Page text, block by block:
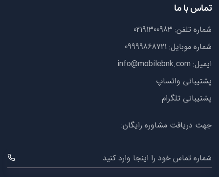
تماس با ما
شماره تلفن: 02191300983
شماره موبایل: 09999868721
ایمیل: info@mobilebnk.com
پشتیبانی واتساپ
پشتیبانی تلگرام
جهت دریافت مشاوره رایگان:
شماره تماس خود را اینجا وارد کنید